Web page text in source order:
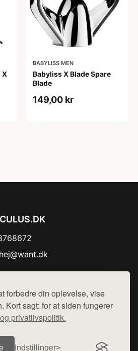
forbedre din oplevelse, vise
Kort sagt: for at siden fungerer
privatlivspolitik.
Indstillinger
X
BABYLISS MEN
Babyliss X Blade Spare
Blade
149,00 kr
hej@want.dk
side - vi henviser til de shops,